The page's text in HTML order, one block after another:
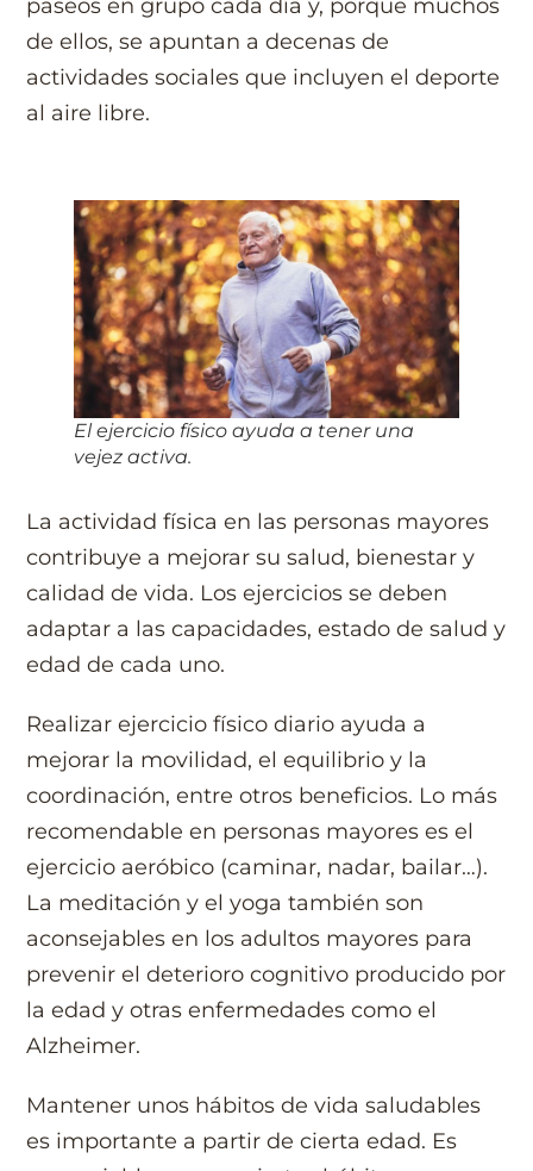
paseos en grupo cada día y, porque muchos
de ellos, se apuntan a decenas de
actividades sociales que incluyen el deporte
al aire libre.
El ejercicio físico ayuda a tener una
vejez activa.
La actividad física en las personas mayores
contribuye a mejorar su salud, bienestar y
calidad de vida. Los ejercicios se deben
adaptar a las capacidades, estado de salud y
edad de cada uno.
Realizar ejercicio físico diario ayuda a
mejorar la movilidad, el equilibrio y la
coordinación, entre otros beneficios. Lo más
recomendable en personas mayores es el
ejercicio aeróbico (caminar, nadar, bailar…).
La meditación y el yoga también son
aconsejables en los adultos mayores para
prevenir el deterioro cognitivo producido por
la edad y otras enfermedades como el
Alzheimer.
Mantener unos hábitos de vida saludables
es importante a partir de cierta edad. Es